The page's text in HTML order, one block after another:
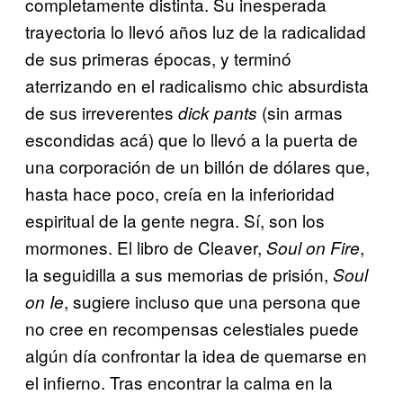
trayectoria lo llevó años luz de la radicalidad
de sus primeras épocas, y terminó
aterrizando en el radicalismo chic absurdista
de sus irreverentes dick pants (sin armas
escondidas acá) que lo llevó a la puerta de
una corporación de un billón de dólares que,
hasta hace poco, creía en la inferioridad
espiritual de la gente negra. Sí, son los
mormones. El libro de Cleaver, Soul on Fire,
la seguidilla a sus memorias de prisión, Soul
on Ie, sugiere incluso que una persona que
no cree en recompensas celestiales puede
algún día confrontar la idea de quemarse en
el infierno. Tras encontrar la calma en la